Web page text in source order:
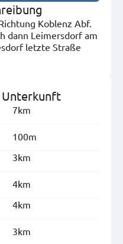
Koblenz Abf.
dann Leimersdorf am
letzte Straße
Unterkunft
7km
100m
3km
4km
4km
3km